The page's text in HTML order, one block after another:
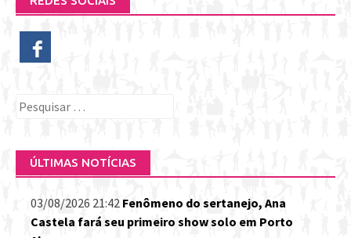
Pesquisar
ÚLTIMAS NOTÍCIAS
03/08/2026 21:42 Fenômeno do sertanejo, Ana
Castela fará seu primeiro show solo em Porto